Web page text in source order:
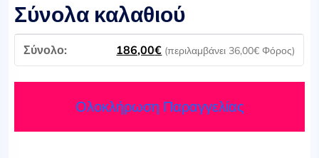
Σύνολα καλαθιού
186,00€ (περιλαμβάνει 36,00€ Φόρος)
Ολοκλήρωση Παραγγελίας